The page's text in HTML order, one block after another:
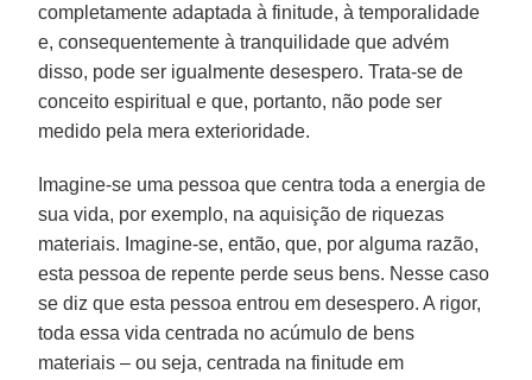
completamente adaptada à finitude, à temporalidade
e, consequentemente à tranquilidade que advém
disso, pode ser igualmente desespero. Trata-se de
conceito espiritual e que, portanto, não pode ser
medido pela mera exterioridade.
Imagine-se uma pessoa que centra toda a energia de
sua vida, por exemplo, na aquisição de riquezas
materiais. Imagine-se, então, que, por alguma razão,
esta pessoa de repente perde seus bens. Nesse caso
se diz que esta pessoa entrou em desespero. A rigor,
toda essa vida centrada no acúmulo de bens
materiais – ou seja, centrada na finitude em